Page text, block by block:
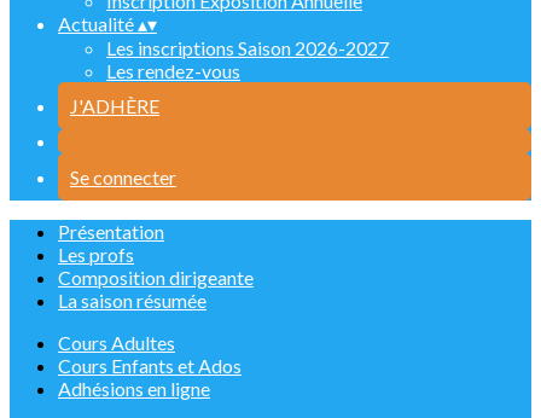
Actualité▴▾
Les inscriptions Saison 2026-2027
Les rendez-vous
J'ADHÈRE
Se connecter
Présentation
Les profs
Composition dirigeante
La saison résumée
Cours Adultes
Cours Enfants et Ados
Adhésions en ligne